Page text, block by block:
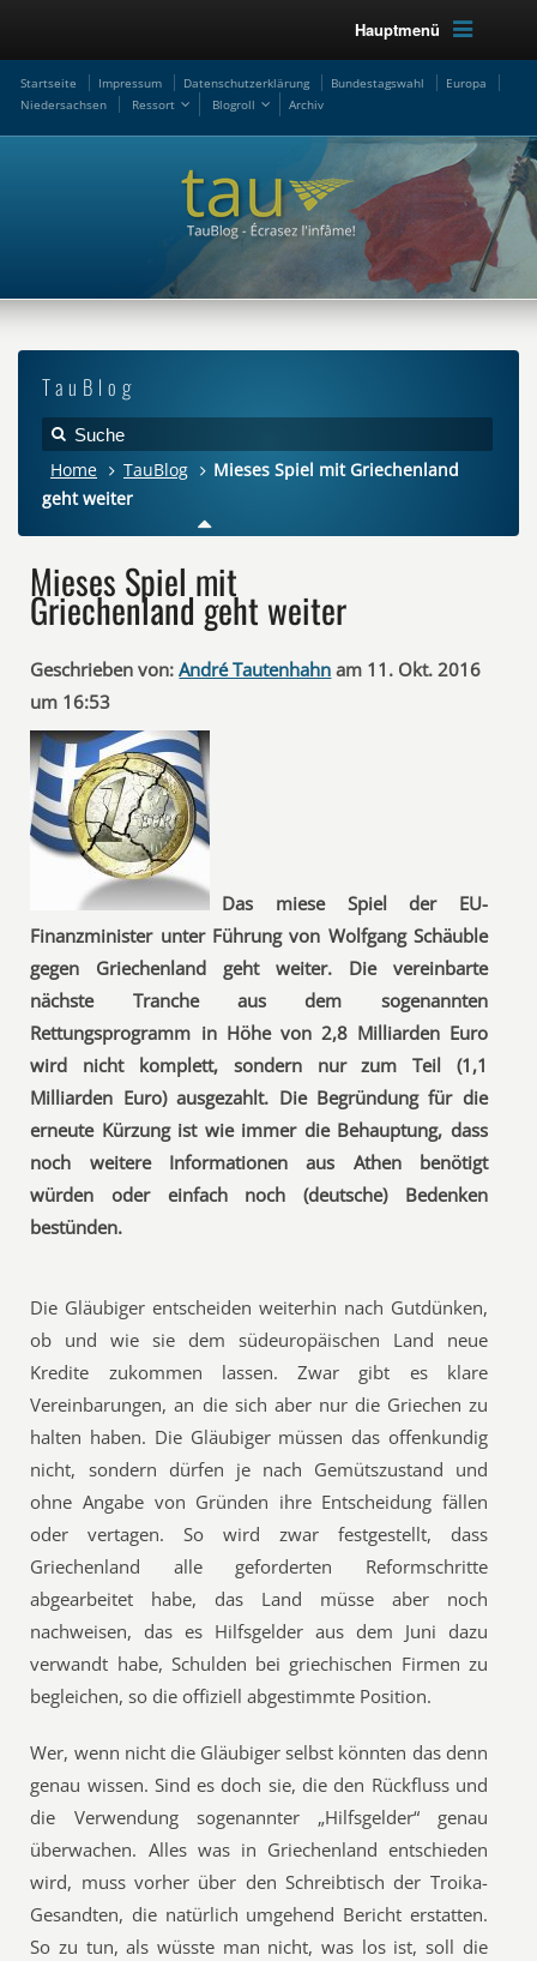
Hauptmenü
Startseite Impressum Datenschutzerklärung Bundestagswahl
Europa
Niedersachsen
Ressort Blogroll Archiv
TauBlog
Home TauBlog
Mieses Spiel mit Griechenland
geht weiter
Mieses Spiel mit
Griechenland geht weiter
Geschrieben von: André Tautenhahn am 11. Okt. 2016
um 16:53
Das miese Spiel der EU-
Finanzminister unter Führung von Wolfgang Schäuble
gegen Griechenland geht weiter. Die vereinbarte
nächste Tranche aus dem sogenannten
Rettungsprogramm in Höhe von 2,8 Milliarden Euro
wird nicht komplett, sondern nur zum Teil (1,1
Milliarden Euro) ausgezahlt. Die Begründung für die
erneute Kürzung ist wie immer die Behauptung, dass
noch weitere Informationen aus Athen benötigt
würden oder einfach noch (deutsche) Bedenken
bestünden.
Die Gläubiger entscheiden weiterhin nach Gutdünken,
ob und wie sie dem südeuropäischen Land neue
Kredite zukommen lassen. Zwar gibt es klare
Vereinbarungen, an die sich aber nur die Griechen zu
halten haben. Die Gläubiger müssen das offenkundig
nicht, sondern dürfen je nach Gemütszustand und
ohne Angabe von Gründen ihre Entscheidung fällen
oder vertagen. So wird zwar festgestellt, dass
Griechenland alle geforderten Reformschritte
abgearbeitet habe, das Land müsse aber noch
nachweisen, das es Hilfsgelder aus dem Juni dazu
verwandt habe, Schulden bei griechischen Firmen zu
begleichen, so die offiziell abgestimmte Position.
Wer, wenn nicht die Gläubiger selbst könnten das denn
genau wissen. Sind es doch sie, die den Rückfluss und
die Verwendung sogenannter „Hilfsgelder“ genau
überwachen. Alles was in Griechenland entschieden
wird, muss vorher über den Schreibtisch der Troika-
Gesandten, die natürlich umgehend Bericht erstatten.
So zu tun, als wüsste man nicht, was los ist, soll die